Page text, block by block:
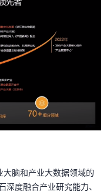
脑和产业大数据领域的
度融合产业研究能力、